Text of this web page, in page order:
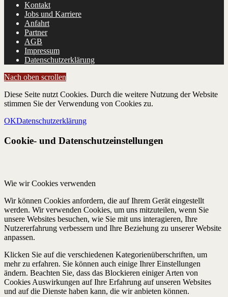
Kontakt
Jobs und Karriere
Anfahrt
Partner
AGB
Impressum
Datenschutzerklärung
Nach oben scrollen
Diese Seite nutzt Cookies. Durch die weitere Nutzung der Website
stimmen Sie der Verwendung von Cookies zu.
OKDatenschutzerklärung
Cookie- und Datenschutzeinstellungen
Wie wir Cookies verwenden
Wir können Cookies anfordern, die auf Ihrem Gerät eingestellt
werden. Wir verwenden Cookies, um uns mitzuteilen, wenn Sie
unsere Websites besuchen, wie Sie mit uns interagieren, Ihre
Nutzererfahrung verbessern und Ihre Beziehung zu unserer Website
anpassen.
Klicken Sie auf die verschiedenen Kategorienüberschriften, um
mehr zu erfahren. Sie können auch einige Ihrer Einstellungen
ändern. Beachten Sie, dass das Blockieren einiger Arten von
Cookies Auswirkungen auf Ihre Erfahrung auf unseren Websites
und auf die Dienste haben kann, die wir anbieten können.